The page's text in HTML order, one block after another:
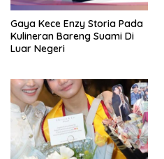
Gaya Kece Enzy Storia Pada
Kulineran Bareng Suami Di
Luar Negeri